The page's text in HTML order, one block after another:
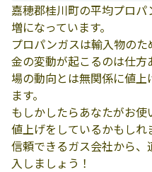
嘉穂郡桂川町の平均プロ
増になっています。
プロパンガスは輸入物の
金の変動が起こるのは仕
場の動向とは無関係に値
ます。
もしかしたらあなたがお
値上げをしているかもしれ
信頼できるガス会社から
入しましょう！